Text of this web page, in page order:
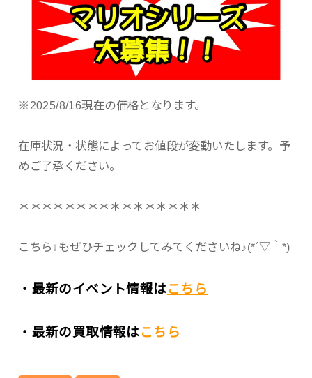
※2025/8/16現在の価格となります。
在庫状況・状態によってお値段が変動いたします。予
めご了承ください。
＊＊＊＊＊＊＊＊＊＊＊＊＊＊＊＊
こちら↓もぜひチェックしてみてくださいね♪(*´▽｀*)
・最新のイベント情報はこちら
・最新の買取情報はこちら